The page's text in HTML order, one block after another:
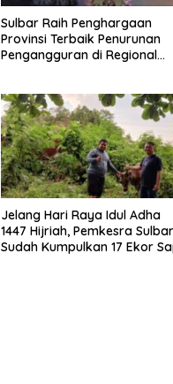
Sulbar Raih Penghargaan
Provinsi Terbaik Penurunan
Pengangguran di Regional
Jelang Hari Raya Idul Adha
1447 Hijriah, Pemkesra Sulbar
Sudah Kumpulkan 17 Ekor